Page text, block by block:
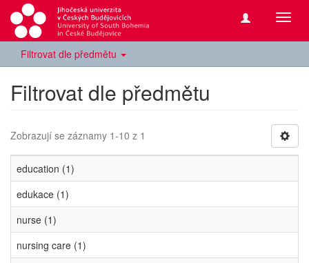
Filtrovat dle předmětu
Filtrovat dle předmětu
Zobrazují se záznamy 1-10 z 1
education (1)
edukace (1)
nurse (1)
nursing care (1)